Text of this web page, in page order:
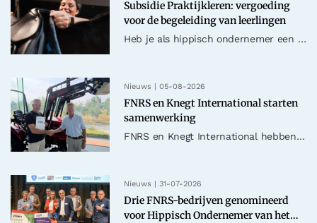
Subsidie Praktijkleren: vergoeding
voor de begeleiding van leerlingen
Heb je als hippisch ondernemer een leerling of BBL-student die je begeleidt op je bedrijf? Dan kom je mogelijk in aanmerking voor de Subsidieregeling Praktijkleren. Met deze regeling ontvang je een tegemoetko..
Nieuws | 05-08-2026
FNRS en Knegt International starten
samenwerking
FNRS en Knegt International hebben de handen ineengeslagen. Met deze samenwerking willen we hippische ondernemers ondersteunen met betrouwbare, veelzijdige en praktijkgerichte machines die het dagelijkse werk..
Nieuws | 31-07-2026
Drie FNRS-bedrijven genomineerd
voor Hippisch Ondernemer van het